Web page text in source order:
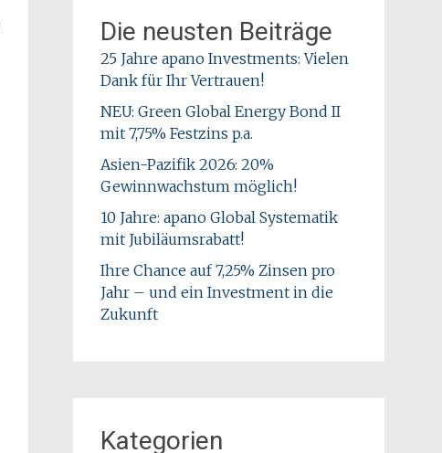
Die neusten Beiträge
25 Jahre apano Investments: Vielen
Dank für Ihr Vertrauen!
NEU: Green Global Energy Bond II
mit 7,75% Festzins p.a.
Asien-Pazifik 2026: 20%
Gewinnwachstum möglich!
10 Jahre: apano Global Systematik
mit Jubiläumsrabatt!
Ihre Chance auf 7,25% Zinsen pro
Jahr – und ein Investment in die
Zukunft
Kategorien